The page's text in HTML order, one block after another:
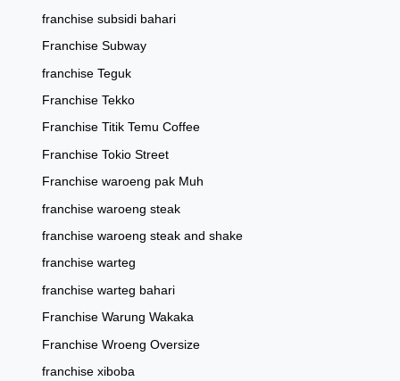
franchise subsidi bahari
Franchise Subway
franchise Teguk
Franchise Tekko
Franchise Titik Temu Coffee
Franchise Tokio Street
Franchise waroeng pak Muh
franchise waroeng steak
franchise waroeng steak and shake
franchise warteg
franchise warteg bahari
Franchise Warung Wakaka
Franchise Wroeng Oversize
franchise xiboba